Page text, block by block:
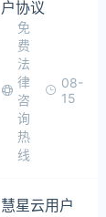
户协议
免
费
法
律
咨
询
热
线
08-
15
慧星云用户